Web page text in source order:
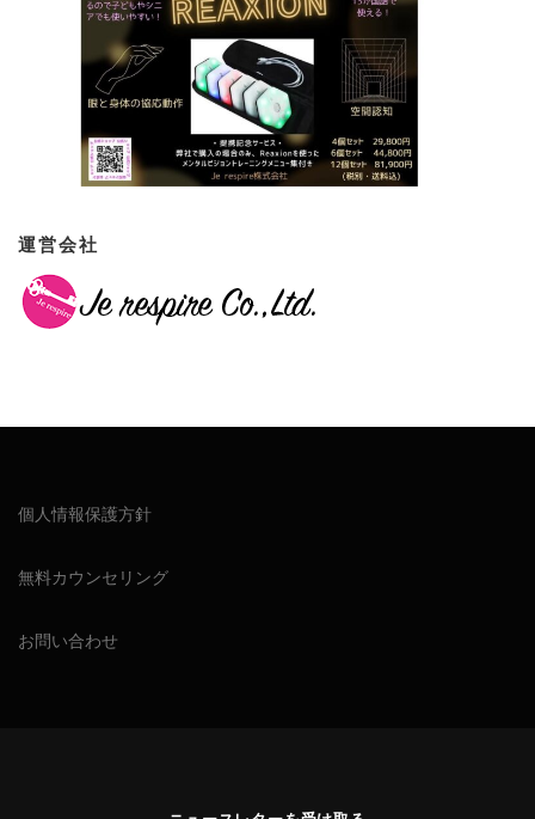
運営会社
個人情報保護方針
無料カウンセリング
お問い合わせ